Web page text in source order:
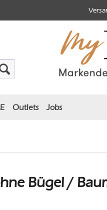
Outlets Jobs
Bügel /